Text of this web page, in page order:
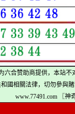
六合赞助商提供，本站
國相關法律，切勿參與
www.77491.com 〖神